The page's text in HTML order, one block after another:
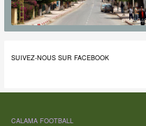
SUIVEZ-NOUS SUR FACEBOOK
CALAMA FOOTBALL